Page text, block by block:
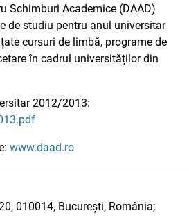
Schimburi Academice (DAAD)
de studiu pentru anul universitar
cursuri de limbă, programe de
în cadrul universităților din
2012/2013:
www.daad.ro
010014, București, România;